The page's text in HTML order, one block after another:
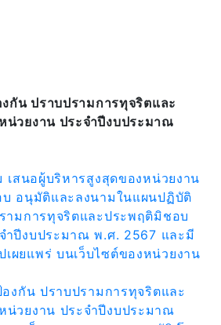
กัน ปราบปรามการทุจริตและ
วยงาน ประจำปีงบประมาณ
เสนอผู้บริหารสูงสุดของหน่วยงาน
บ อนุมัติและลงนามในแผนปฏิบัติ
ามการทุจริตและประพฤติมิชอบ
ำปีงบประมาณ พ.ศ. 2567 และมี
ผยแพร่ บนเว็บไซต์ของหน่วยงาน
งกัน ปราบปรามการทุจริตและ
วยงาน ประจำปีงบประมาณ